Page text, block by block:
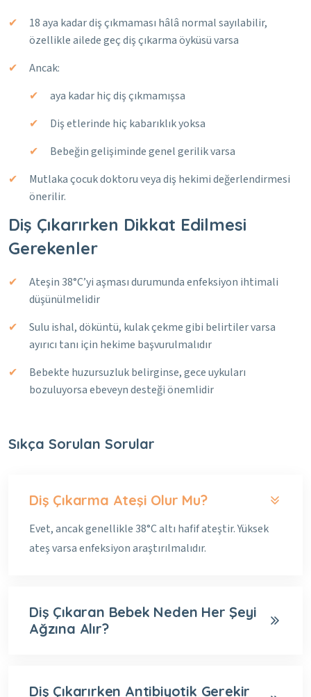
18 aya kadar diş çıkmaması hâlâ normal sayılabilir,
özellikle ailede geç diş çıkarma öyküsü varsa
Ancak:
aya kadar hiç diş çıkmamışsa
Diş etlerinde hiç kabarıklık yoksa
Bebeğin gelişiminde genel gerilik varsa
Mutlaka çocuk doktoru veya diş hekimi değerlendirmesi
önerilir.
Diş Çıkarırken Dikkat Edilmesi
Gerekenler
Ateşin 38°C’yi aşması durumunda enfeksiyon ihtimali
düşünülmelidir
Sulu ishal, döküntü, kulak çekme gibi belirtiler varsa
ayırıcı tanı için hekime başvurulmalıdır
Bebekte huzursuzluk belirginse, gece uykuları
bozuluyorsa ebeveyn desteği önemlidir
Sıkça Sorulan Sorular
Diş Çıkarma Ateşi Olur Mu?
Evet, ancak genellikle 38°C altı hafif ateştir. Yüksek
ateş varsa enfeksiyon araştırılmalıdır.
Diş Çıkaran Bebek Neden Her Şeyi
Ağzına Alır?
Diş Çıkarırken Antibiyotik Gerekir